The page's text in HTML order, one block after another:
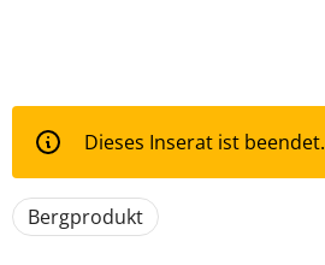
Dieses Inserat ist beendet.
Bergprodukt